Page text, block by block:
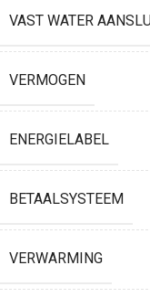
VAST WATER
VERMOGEN
ENERGIELABEL
BETAALSYSTEEM
VERWARMING